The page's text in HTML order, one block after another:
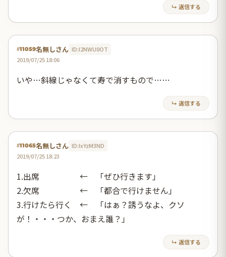
↳ 返信する
#11059名無しさん ID:I2NWU0OT
2019/07/25 18:06
いや…斜線じゃなくて寿で消すもので……
↳ 返信する
#11065名無しさん ID:IxYzM3ND
2019/07/25 18:23
1.出席 ← 「ぜひ行きます」
2.欠席 ← 「都合で行けません」
3.行けたら行く ← 「はぁ？誘うなよ、クソ
が！・・・つか、おまえ誰？」
↳ 返信する